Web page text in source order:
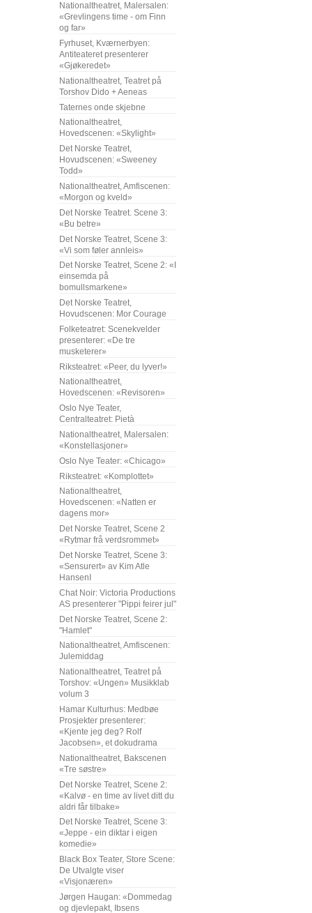
Nationaltheatret, Malersalen:
«Grevlingens time - om Finn
og far»
Fyrhuset, Kværnerbyen:
Antiteateret presenterer
«Gjøkeredet»
Nationaltheatret, Teatret på
Torshov Dido + Aeneas
Taternes onde skjebne
Nationaltheatret,
Hovedscenen: «Skylight»
Det Norske Teatret,
Hovudscenen: «Sweeney
Todd»
Nationaltheatret, Amfiscenen:
«Morgon og kveld»
Det Norske Teatret. Scene 3:
«Bu betre»
Det Norske Teatret, Scene 3:
«Vi som føler annleis»
Det Norske Teatret, Scene 2: «I
einsemda på
bomullsmarkene»
Det Norske Teatret,
Hovudscenen: Mor Courage
Folketeatret: Scenekvelder
presenterer: «De tre
musketerer»
Riksteatret: «Peer, du lyver!»
Nationaltheatret,
Hovedscenen: «Revisoren»
Oslo Nye Teater,
Centralteatret: Pietà
Nationaltheatret, Malersalen:
«Konstellasjoner»
Oslo Nye Teater: «Chicago»
Riksteatret: «Komplottet»
Nationaltheatret,
Hovedscenen: «Natten er
dagens mor»
Det Norske Teatret, Scene 2
«Rytmar frå verdsrommet»
Det Norske Teatret, Scene 3:
«Sensurert» av Kim Atle
HansenI
Chat Noir: Victoria Productions
AS presenterer "Pippi feirer jul"
Det Norske Teatret, Scene 2:
"Hamlet"
Nationaltheatret, Amfiscenen:
Julemiddag
Nationaltheatret, Teatret på
Torshov: «Ungen» Musikklab
volum 3
Hamar Kulturhus: Medbøe
Prosjekter presenterer:
«Kjente jeg deg? Rolf
Jacobsen», et dokudrama
Nationaltheatret, Bakscenen
«Tre søstre»
Det Norske Teatret, Scene 2:
«Kalvø - en time av livet ditt du
aldri får tilbake»
Det Norske Teatret, Scene 3:
«Jeppe - ein diktar i eigen
komedie»
Black Box Teater, Store Scene:
De Utvalgte viser
«Visjonæren»
Jørgen Haugan: «Dommedag
og djevlepakt, Ibsens